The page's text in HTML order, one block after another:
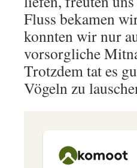
Fluss bekamen
konnten wir nur
vorsorgliche
Trotzdem tat es
Vögeln zu